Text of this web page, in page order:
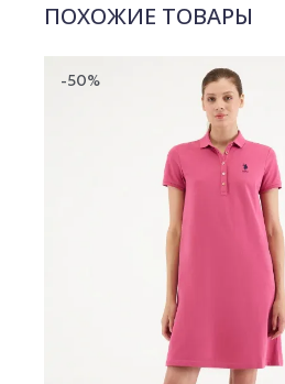
ПОХОЖИЕ ТОВАРЫ
-50%